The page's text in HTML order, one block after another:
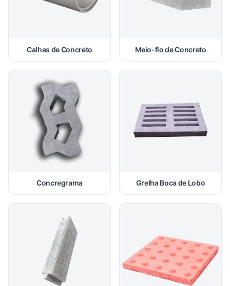
Calhas de Concreto Meio-fio de Concreto
Concregrama Grelha Boca de Lobo